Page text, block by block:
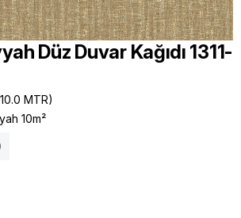
Düz Duvar Kağıdı 1311-
MTR)
10m²